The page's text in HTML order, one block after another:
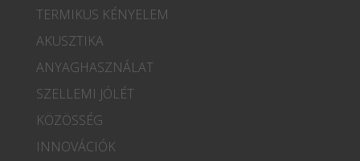
TERMIKUS KÉNYELEM
AKUSZTIKA
ANYAGHASZNÁLAT
SZELLEMI JÓLÉT
KÖZÖSSÉG
INNOVÁCIÓK